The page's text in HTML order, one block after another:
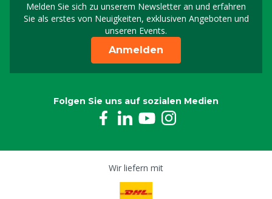
Melden Sie sich zu unserem Newsletter an und erfahren
Sie als erstes von Neuigkeiten, exklusiven Angeboten und
unseren Events.
Melden Sie sich für
Anmelden
Folgen Sie uns auf sozialen Medien
Wir liefern mit